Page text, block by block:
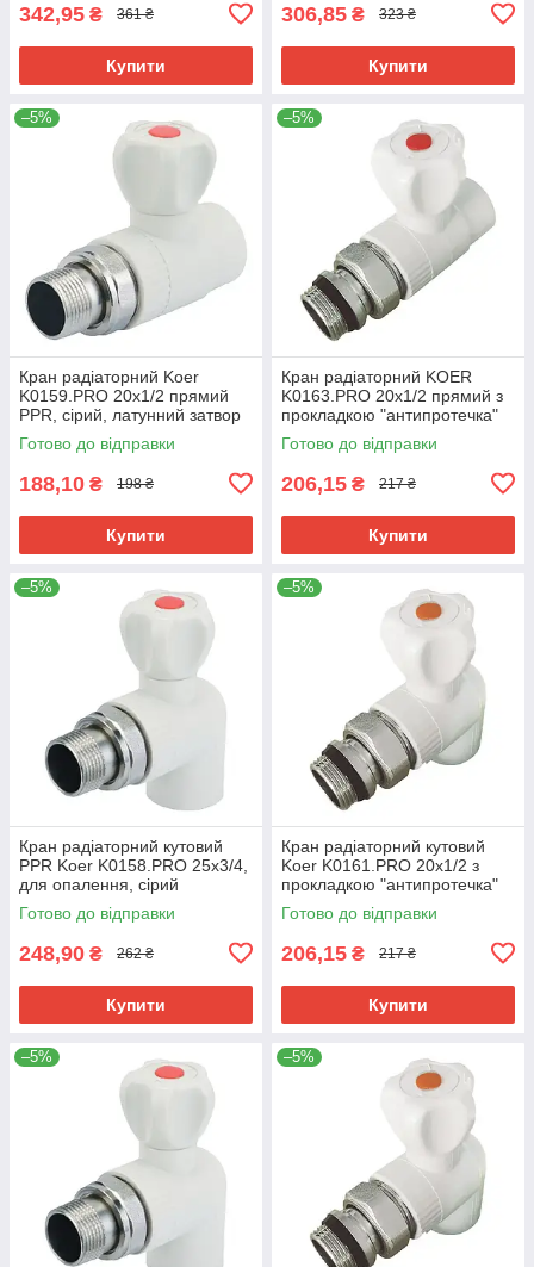
342,95 ₴ 361 ₴
Купити
306,85 ₴ 323 ₴
Купити
–5%
Кран радіаторний Koer
K0159.PRO 20x1/2 прямий
PPR, сірий, латунний затвор
(KP0204)
Готово до відправки
188,10 ₴ 198 ₴
Купити
–5%
Кран радіаторний KOER
K0163.PRO 20x1/2 прямий з
прокладкою "антипротечка"
для опалення (KP0210)
Готово до відправки
206,15 ₴ 217 ₴
Купити
–5%
Кран радіаторний кутовий
PPR Koer K0158.PRO 25x3/4,
для опалення, сірий
(KP0202)
Готово до відправки
248,90 ₴ 262 ₴
Купити
–5%
Кран радіаторний кутовий
Koer K0161.PRO 20x1/2 з
прокладкою "антипротечка"
PPR (KP0207)
Готово до відправки
206,15 ₴ 217 ₴
Купити
–5% –5%